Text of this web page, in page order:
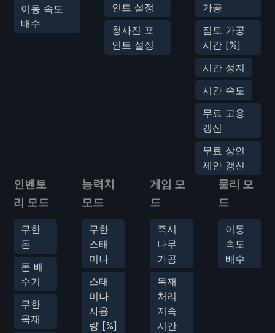
이동 속도
배수
인트 설정
청사진 포
인트 설정
가공
점토 가공
시간 [%]
시간 정지
시간 속도
무료 고용
갱신
무료 상인
제안 갱신
인벤토
리 모드
무한
돈
돈 배
수기
무한
목재
능력치
모드
무한
스태
미나
스태
미나
사용
량 [%]
게임 모
드
즉시
나무
가공
목재
처리
지속
시간
물리 모
드
이동
속도
배수